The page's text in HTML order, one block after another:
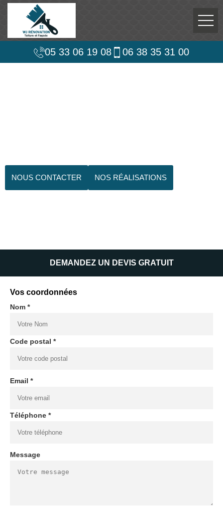
05 33 06 19 08 06 38 35 31 00
NOUS CONTACTER NOS RÉALISATIONS
DEMANDEZ UN DEVIS GRATUIT
Vos coordonnées
Nom *
Code postal *
Email *
Téléphone *
Message